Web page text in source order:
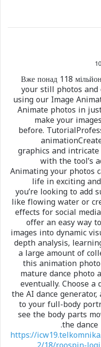
Вже понад 118
your still photos
using our Image
Animate photos in
make your
before.
graphics and
with the tool’s
Animating your photos
life in exciting
you’re looking to add
like flowing water or
effects for social
offer an easy way
images into dynamic
depth analysis,
a large amount of
this animation
mature dance photo
eventually. Choose a
the AI dance
to your full-body
see the body parts
the dance
https://